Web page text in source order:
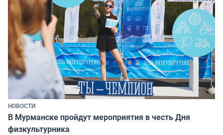
НОВОСТИ
В Мурманске пройдут мероприятия в честь Дня
физкультурника